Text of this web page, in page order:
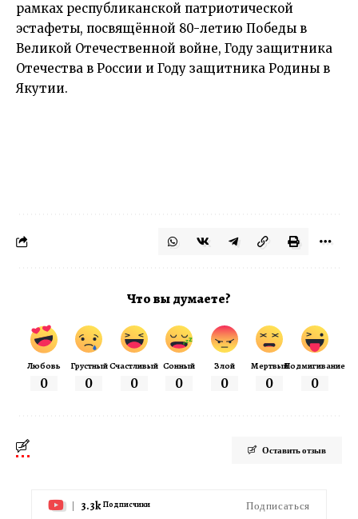
рамках республиканской патриотической
эстафеты, посвящённой 80-летию Победы в
Великой Отечественной войне, Году защитника
Отечества в России и Году защитника Родины в
Якутии.
Что вы думаете?
Любовь
0
Грустный
0
Счастливый
0
Сонный
0
Злой
0
Мертвый
0
Подмигивание
0
Оставить отзыв
3.3k Подписчики Подписаться